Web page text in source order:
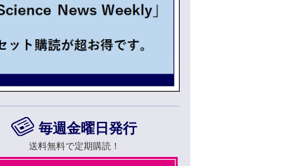
毎週金曜日発行
送料無料で定期購読！